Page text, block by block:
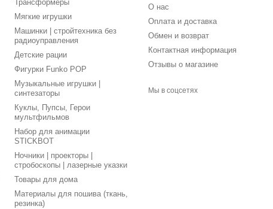
Трансформеры
Мягкие игрушки
Машинки | стройтехника без
радиоуправления
Детские рации
Фигурки Funko POP
Музыкальные игрушки |
синтезаторы
Куклы, Пупсы, Герои
мультфильмов
Набор для анимации
STICKBOT
Ночники | проекторы |
стробоскопы | лазерные указки
Товары для дома
Материалы для пошива (ткань,
резинка)
О нас
Оплата и доставка
Обмен и возврат
Контактная информация
Отзывы о магазине
Мы в соцсетях